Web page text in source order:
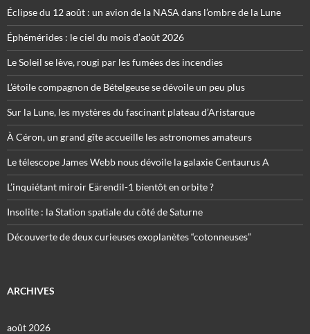
Éclipse du 12 août : un avion de la NASA dans l’ombre de la Lune
Éphémérides : le ciel du mois d’août 2026
Le Soleil se lève, rougi par les fumées des incendies
L’étoile compagnon de Bételgeuse se dévoile un peu plus
Sur la Lune, les mystères du fascinant plateau d’Aristarque
À Céron, un grand gîte accueille les astronomes amateurs
Le télescope James Webb nous dévoile la galaxie Centaurus A
L’inquiétant miroir Eärendil-1 bientôt en orbite ?
Insolite : la Station spatiale du côté de Saturne
Découverte de deux curieuses exoplanètes “cotonneuses”
ARCHIVES
août 2026